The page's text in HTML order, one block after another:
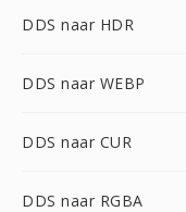
DDS naar HDR
DDS naar WEBP
DDS naar CUR
DDS naar RGBA